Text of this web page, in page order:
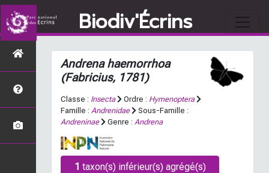
Biodiv'Écrins
Andrena haemorrhoa
(Fabricius, 1781)
Classe : Insecta Ordre : Hymenoptera
Famille : Andrenidae
Sous-Famille :
Andreninae
Genre : Andrena
1 taxon(s) inférieur(s) agrégé(s)